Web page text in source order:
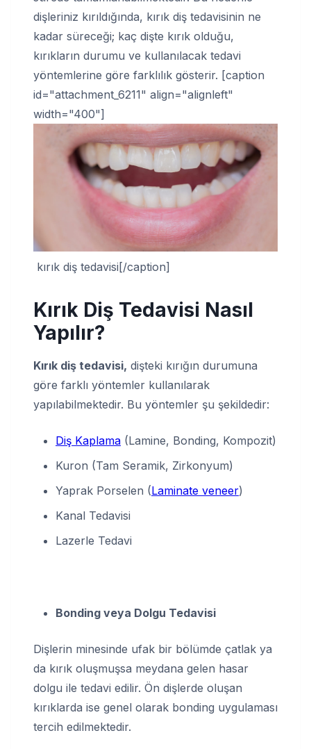
dişleriniz kırıldığında, kırık diş tedavisinin ne
kadar süreceği; kaç dişte kırık olduğu,
kırıkların durumu ve kullanılacak tedavi
yöntemlerine göre farklılık gösterir. [caption
id="attachment_6211" align="alignleft"
width="400"]
kırık diş tedavisi[/caption]
Kırık Diş Tedavisi Nasıl
Yapılır?
Kırık diş tedavisi, dişteki kırığın durumuna
göre farklı yöntemler kullanılarak
yapılabilmektedir. Bu yöntemler şu şekildedir:
Diş Kaplama (Lamine, Bonding, Kompozit)
Kuron (Tam Seramik, Zirkonyum)
Yaprak Porselen (Laminate veneer)
Kanal Tedavisi
Lazerle Tedavi
Bonding veya Dolgu Tedavisi
Dişlerin minesinde ufak bir bölümde çatlak ya
da kırık oluşmuşsa meydana gelen hasar
dolgu ile tedavi edilir. Ön dişlerde oluşan
kırıklarda ise genel olarak bonding uygulaması
tercih edilmektedir.